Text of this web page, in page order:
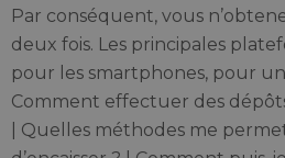
Par conséquent, vous
deux fois. Les principales
pour les smartphones, pour
Comment effectuer des
| Quelles méthodes me